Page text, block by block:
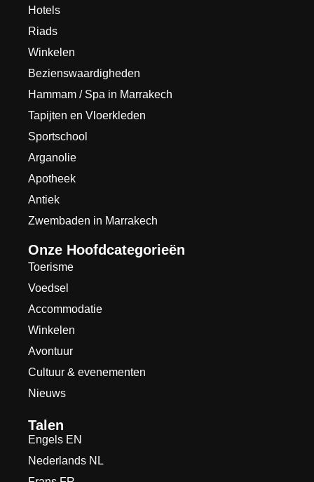
Hotels
Riads
Winkelen
Bezienswaardigheden
Hammam / Spa in Marrakech
Tapijten en Vloerkleden
Sportschool
Arganolie
Apotheek
Antiek
Zwembaden in Marrakech
Onze Hoofdcategorieën
Toerisme
Voedsel
Accommodatie
Winkelen
Avontuur
Cultuur & evenementen
Nieuws
Talen
Engels EN
Nederlands NL